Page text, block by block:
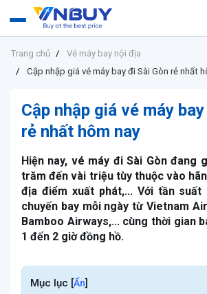
Trang chủ
Vé máy bay nội địa
Cập nhập giá vé máy bay đi Sài Gòn rẻ nhất
Cập nhập giá vé máy
rẻ nhất hôm nay
Hiện nay, vé máy đi Sài Gòn đang
trăm đến vài triệu tùy thuộc vào
địa điểm xuất phát,... Với tần
chuyến bay mỗi ngày từ Vietnam
Bamboo Airways,... cùng thời gian
1 đến 2 giờ đồng hồ.
Mục lục [Ẩn]